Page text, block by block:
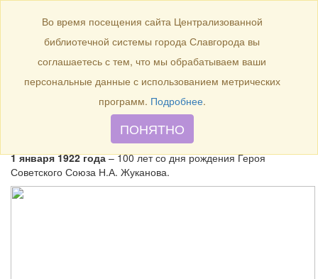
Toggle
navigation
БИБЛИОТЕКА
1 января 1922 года – 100 лет
со дня рождения Героя
Советского Союза Н.А.
1 января 1922 года– 100 лет со дня рождения Героя
Советского Союза Н.А. Жуканова.
Во время посещения сайта Централизованной
библиотечной системы города Славгорода вы
соглашаетесь с тем, что мы обрабатываем ваши
персональные данные с использованием метрических
программ. Подробнее.
ПОНЯТНО